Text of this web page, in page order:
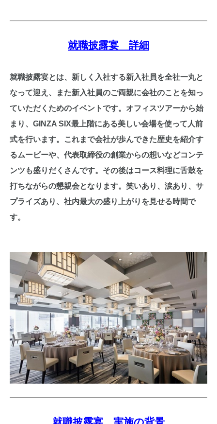
就職披露宴 詳細
就職披露宴とは、新しく入社する新入社員を全社一丸と
なって迎え、また新入社員のご両親に会社のことを知っ
ていただくためのイベントです。 オフィスツアーから始
まり、GINZA SIX最上階にある美しい会場を使って人前
式を行います。
これまで会社が歩んできた歴史を紹介す
るムービーや、代表取締役の創業からの想いなどコンテ
ンツも盛りだくさんです。その後はコース料理に舌鼓を
打ちながらの懇親会となります。 笑いあり、涙あり、サ
プライズあり、社内最大の盛り上がりを見せる時間で
す。